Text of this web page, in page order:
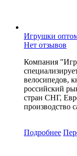
Игрушки
Нет отзывов
Компания
велосипедов,
российский
стран СНГ,
производство
Подробнее